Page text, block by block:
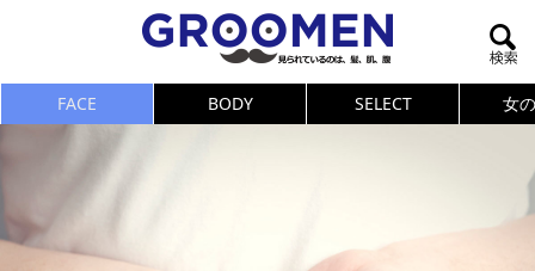
FACE BODY SELECT 女